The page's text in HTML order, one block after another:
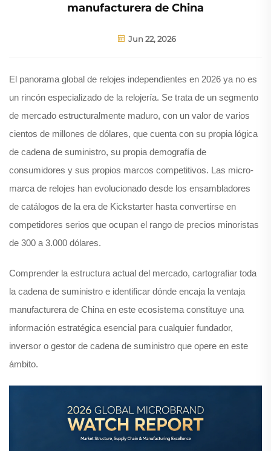
manufacturera de China
Jun 22, 2026
El panorama global de relojes independientes en 2026 ya no es
un rincón especializado de la relojería. Se trata de un segmento
de mercado estructuralmente maduro, con un valor de varios
cientos de millones de dólares, que cuenta con su propia lógica
de cadena de suministro, su propia demografía de
consumidores y sus propios marcos competitivos. Las micro-
marca de relojes han evolucionado desde los ensambladores
de catálogos de la era de Kickstarter hasta convertirse en
competidores serios que ocupan el rango de precios minoristas
de 300 a 3.000 dólares.
Comprender la estructura actual del mercado, cartografiar toda
la cadena de suministro e identificar dónde encaja la ventaja
manufacturera de China en este ecosistema constituye una
información estratégica esencial para cualquier fundador,
inversor o gestor de cadena de suministro que opere en este
ámbito.